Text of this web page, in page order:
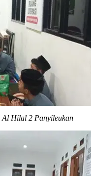
Al Hilal 2 Panyileukan